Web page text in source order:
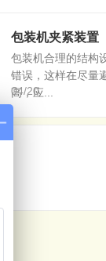
包装机夹紧装置
包装机合理的结构
错误，这样在尽量
高，应...
04/20